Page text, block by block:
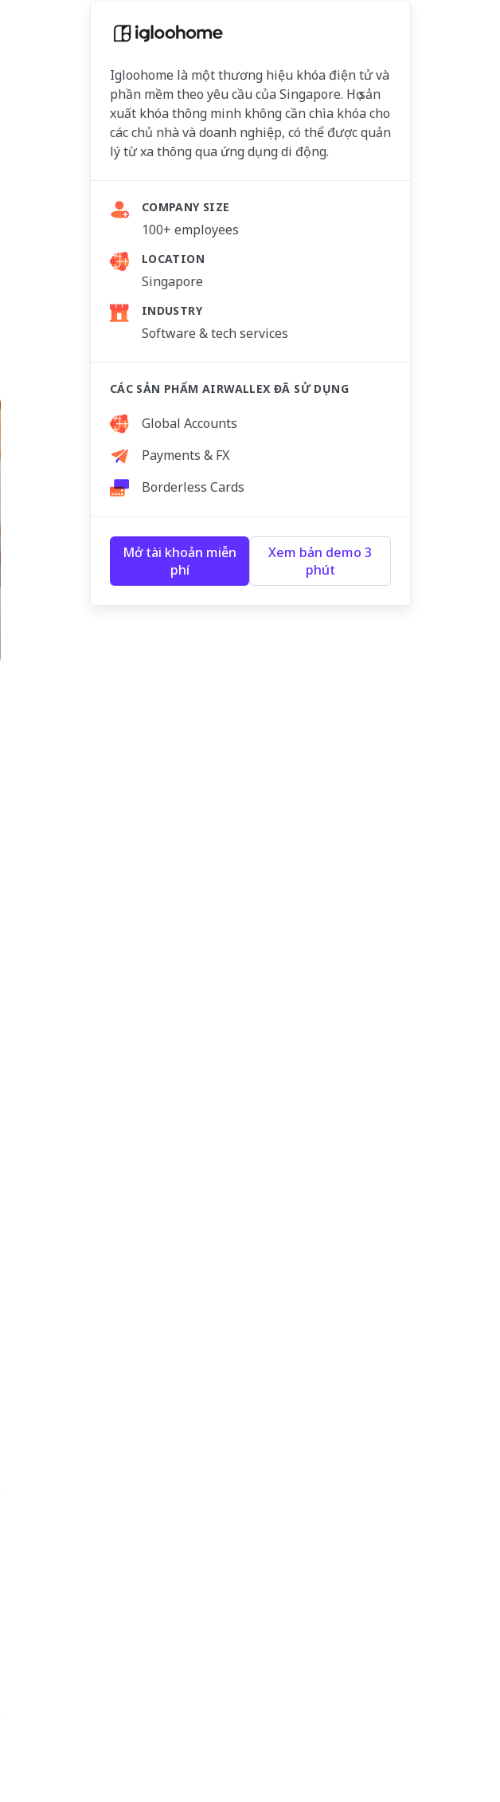
Igloohome là một thương hiệu khóa điện tử và
phần mềm theo yêu cầu của Singapore. Họ sản
xuất khóa thông minh không cần chìa khóa cho
các chủ nhà và doanh nghiệp, có thể được quản
lý từ xa thông qua ứng dụng di động.
COMPANY SIZE
100+ employees
LOCATION
Singapore
INDUSTRY
Software & tech services
CÁC SẢN PHẨM AIRWALLEX ĐÃ SỬ DỤNG
Global Accounts
Payments & FX
Borderless Cards
Mở tài khoản miễn
phí
Xem bản demo 3
phút